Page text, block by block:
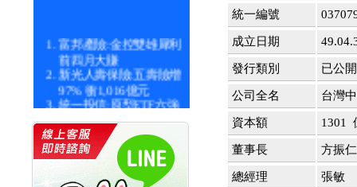
富邦產險:金控雙雄犀利
前四月大賺
新光人壽保險:五壽險增
97% 衝1,016億元
統一投信:原型ETF六強
統一投信:主動式ETF溢
價 被盯上
新光人壽保險:新壽Q1外
價金將達996億
統一編號
成立日期
發行類別 已公
公司全名 台灣
資本額 1301
董事長 方振仁
總經理 張敏